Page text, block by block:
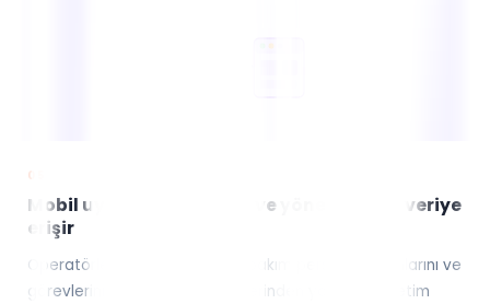
05
Mobil uygulama ile saha ve yönetim aynı veriye
erişir
Operatörler, kalite ekipleri ve bakım personeli formlarını ve
görevlerini mobil uygulama üzerinden yönetir. Yönetim